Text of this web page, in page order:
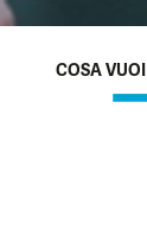
COSA VUOI